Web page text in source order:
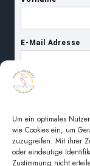
Um ein optimales
wie Cookies ein, um
zuzugreifen. Mit ihrer
oder eindeutige
Zustimmung nicht